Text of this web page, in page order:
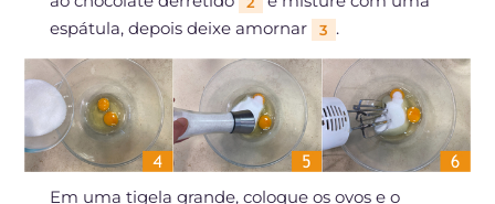
espátula, depois deixe amornar
3 .
Em uma tigela grande, coloque os ovos e o